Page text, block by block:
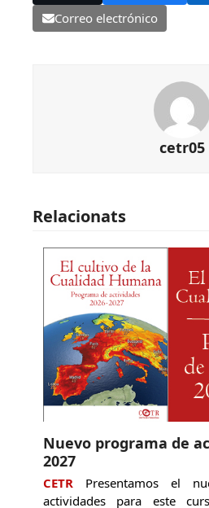
Correo electrónico
cetr05
Relacionats
Nuevo programa de
2027
CETRPresentamos el
actividades para este